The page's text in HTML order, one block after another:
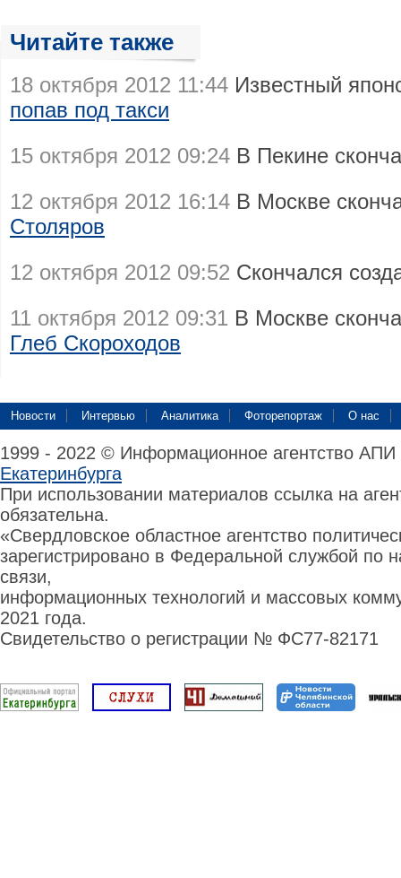
Читайте также
18 октября 2012 11:44 Известный
попав под такси
15 октября 2012 09:24 В Пекине
12 октября 2012 16:14 В Москве
Столяров
12 октября 2012 09:52 Скончался
11 октября 2012 09:31 В Москве
Глеб Скороходов
Новости Интервью Аналитика Фоторепортаж О нас
1999 - 2022 © Информационное агентство
Екатеринбурга
При использовании материалов ссылка на
обязательна.
«Свердловское областное агентство
зарегистрировано в Федеральной службой по
связи,
информационных технологий и массовых
2021 года.
Свидетельство о регистрации № ФС77-82171